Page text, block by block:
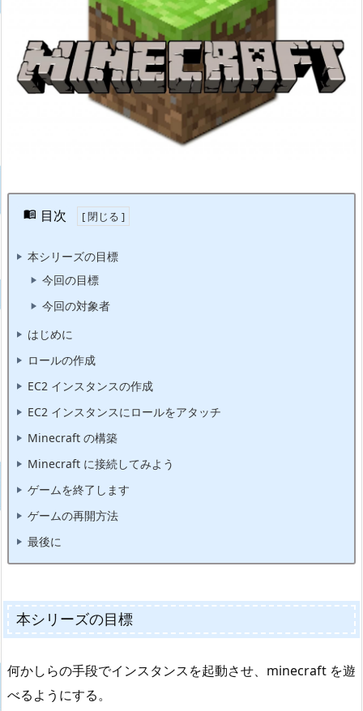
目次
本シリーズの目標
今回の目標
今回の対象者
はじめに
ロールの作成
EC2 インスタンスの作成
EC2 インスタンスにロールをアタッチ
Minecraft の構築
Minecraft に接続してみよう
ゲームを終了します
ゲームの再開方法
最後に
本シリーズの目標
何かしらの手段でインスタンスを起動させ、minecraft を遊
べるようにする。